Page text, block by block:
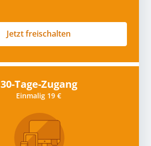
Jetzt freischalten
30-Tage-Zugang
Einmalig 19 €